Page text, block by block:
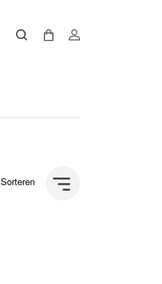
Sorteren